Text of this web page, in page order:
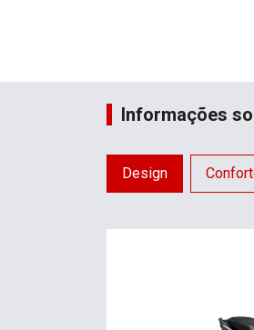
Informações
Design